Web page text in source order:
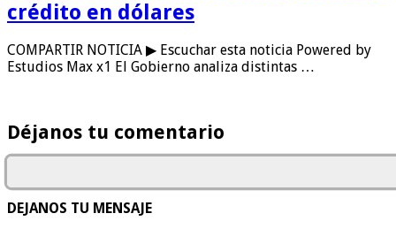
crédito en dólares
COMPARTIR NOTICIA ▶ Escuchar esta noticia Powered by
Estudios Max x1 El Gobierno analiza distintas …
Déjanos tu comentario
DEJANOS TU MENSAJE